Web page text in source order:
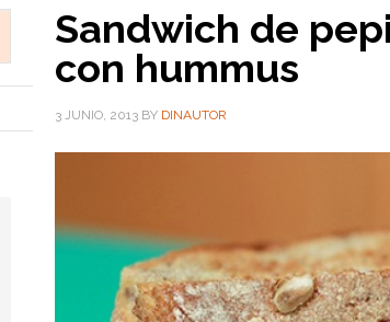
Sandwich de
con hummus
3 JUNIO, 2013 BY DINAUTOR